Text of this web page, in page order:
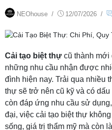
NEOhouse / 12/07/2026 /
Cải tạo biệt thự cũ thành mới
những nhu cầu nhận được
đình hiện nay. Trải qua nhiều
thự sẽ trở nên cũ kỹ và có
còn đáp ứng nhu cầu sử
đại, việc cải tạo biệt thự
sống, giá trị thẩm mỹ mà còn